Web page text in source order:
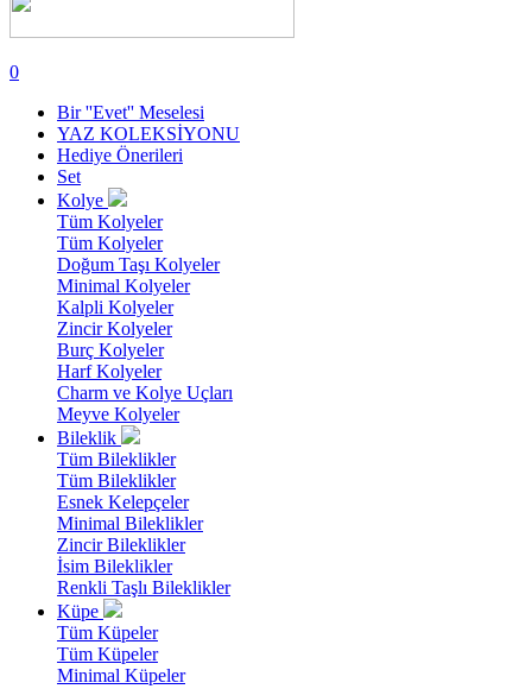
0
Bir ''Evet'' Meselesi
YAZ KOLEKSİYONU
Hediye Önerileri
Set
Kolye
Tüm Kolyeler
Tüm Kolyeler
Doğum Taşı Kolyeler
Minimal Kolyeler
Kalpli Kolyeler
Zincir Kolyeler
Burç Kolyeler
Harf Kolyeler
Charm ve Kolye Uçları
Meyve Kolyeler
Bileklik
Tüm Bileklikler
Tüm Bileklikler
Esnek Kelepçeler
Minimal Bileklikler
Zincir Bileklikler
İsim Bileklikler
Renkli Taşlı Bileklikler
Küpe
Tüm Küpeler
Tüm Küpeler
Minimal Küpeler